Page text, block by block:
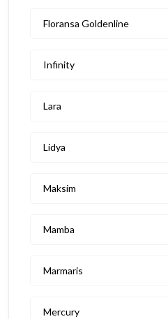
Floransa Goldenline
Infinity
Lara
Lidya
Maksim
Mamba
Marmaris
Mercury